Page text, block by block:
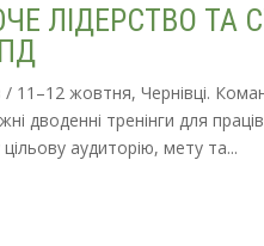
ЛІДЕРСТВО ТА
11–12 жовтня, Чернівці.
дводенні тренінги для
аудиторію, мету та...